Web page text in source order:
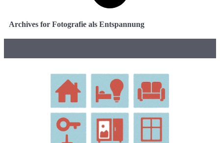
Archives for Fotografie als Entspannung